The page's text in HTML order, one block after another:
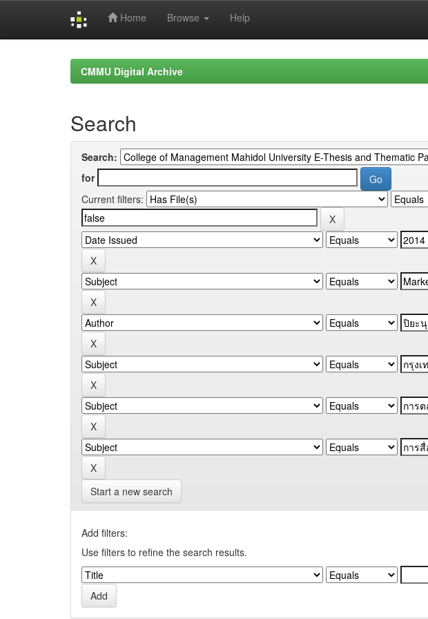
Home Browse Help
CMMU Digital Archive
Search
Search:
for
Current filters:
Start a new search
Add filters:
Use filters to refine the search results.